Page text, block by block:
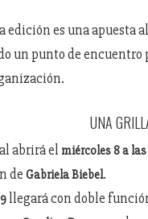
edición es una apuesta
un punto de encuentro
UNA
abrirá el miércoles 8 a las
de Gabriela Biebel.
llegará con doble